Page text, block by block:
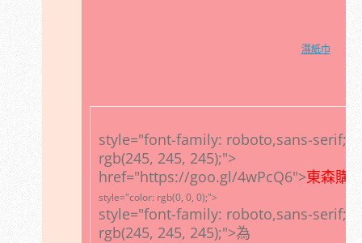
濕紙巾
style="font-family: roboto,sans-serif;
rgb(245, 245, 245);">
href="https://goo.gl/4wPcQ6">東森購
style="color: rgb(0, 0, 0);">
style="font-family: roboto,sans-serif;
rgb(245, 245, 245);">為